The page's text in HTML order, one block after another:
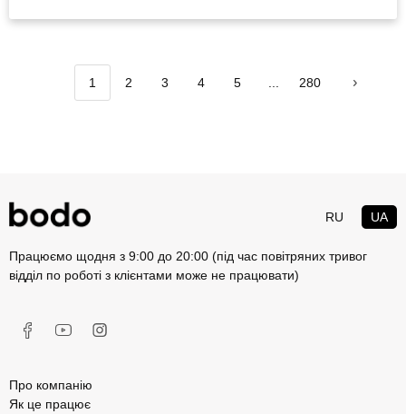
1 2 3 4 5 280
RU UA
Працюємо щодня з 9:00 до 20:00 (під час повітряних тривог
відділ по роботі з клієнтами може не працювати)
Про компанію
Як це працює